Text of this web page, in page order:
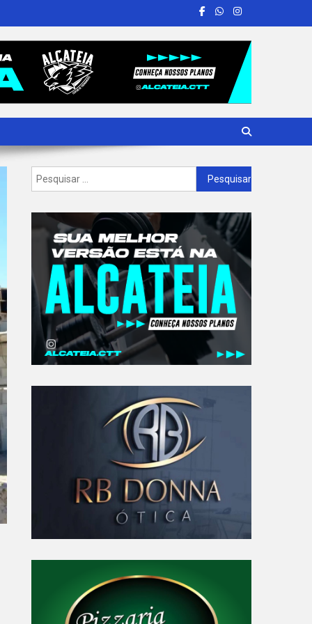
Pesquisar
por: